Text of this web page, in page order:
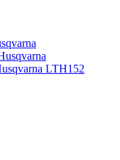
LTH152